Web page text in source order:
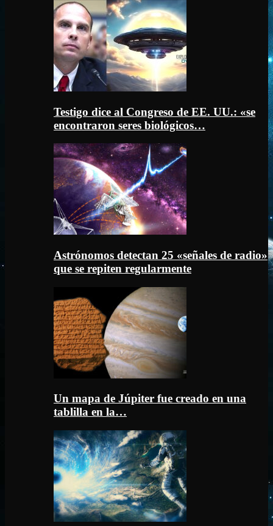
Testigo dice al Congreso de EE. UU.: «se
encontraron seres biológicos…
Astrónomos detectan 25 «señales de radio»
que se repiten regularmente
Un mapa de Júpiter fue creado en una
tablilla en la…